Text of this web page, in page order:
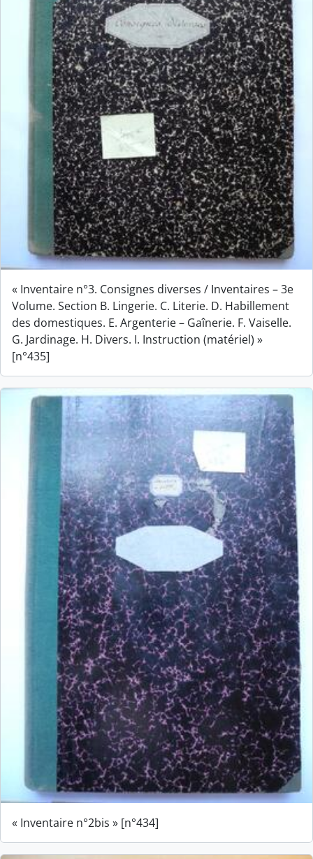
« Inventaire n°3. Consignes diverses / Inventaires – 3e
Volume. Section B. Lingerie. C. Literie. D. Habillement
des domestiques. E. Argenterie – Gaînerie. F. Vaiselle.
G. Jardinage. H. Divers. I. Instruction (matériel) »
[n°435]
« Inventaire n°2bis » [n°434]